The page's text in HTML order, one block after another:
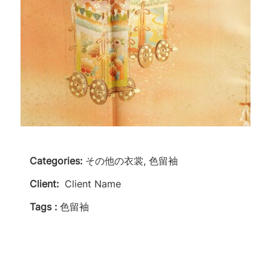
Categories: その他の衣裳, 色留袖
Client: Client Name
Tags : 色留袖